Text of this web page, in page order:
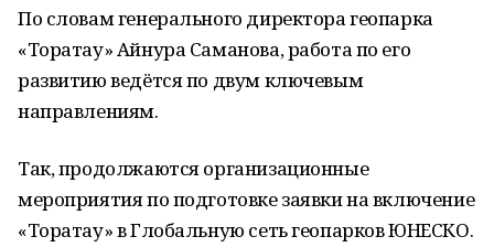
По словам генерального директора геопарка
«Торатау» Айнура Саманова, работа по его
развитию ведётся по двум ключевым
направлениям.
Так, продолжаются организационные
мероприятия по подготовке заявки на включение
«Торатау» в Глобальную сеть геопарков ЮНЕСКО.